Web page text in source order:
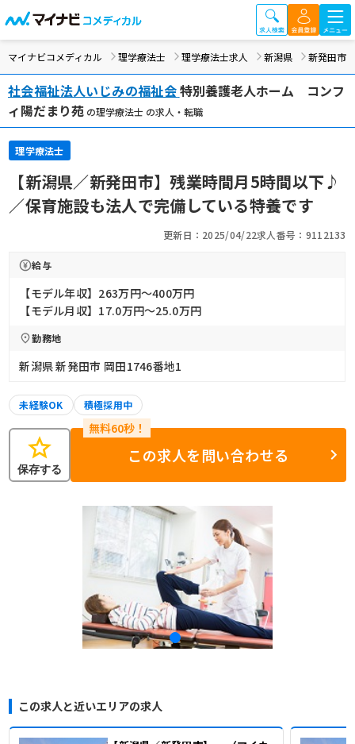
マイナビコメディカル 理学療法士 理学療法士求人 新潟県 新発田市
社会福祉法人いじみの福祉会特別養護老人ホーム コンフ
ィ陽だまり苑 の理学療法士 の求人・転職
理学療法士
【新潟県／新発田市】残業時間月5時間以下♪
／保育施設も法人で完備している特養です
更新日：2025/04/22求人番号：9112133
給与
【モデル年収】263万円〜400万円
【モデル月収】17.0万円〜25.0万円
勤務地
新潟県 新発田市 岡田1746番地1
未経験OK 積極採用中
star
保存する
この求人を問い合わせる
この求人と近いエリアの求人